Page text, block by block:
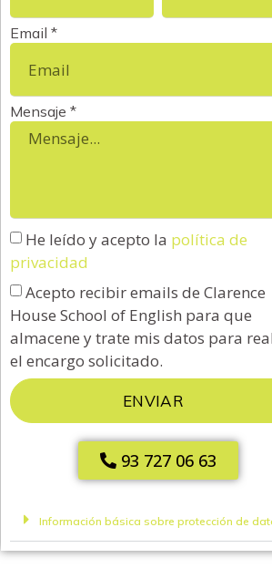
Email *
Mensaje *
He leído y acepto la política de
privacidad
Acepto recibir emails de Clarence
House School of English para que
almacene y trate mis datos para
el encargo solicitado.
ENVIAR
93 727 06 63
Información básica sobre protección de